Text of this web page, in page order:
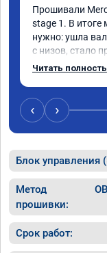
Прошивали
stage 1. В
нужно: ушла
с низов, стало
Одни из лучших
Читать
‹ ›
Блок управления
Метод
прошивки:
Срок работ: